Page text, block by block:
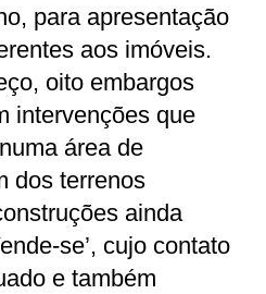
para apresentação
aos imóveis.
oito embargos
intervenções que
área de
dos terrenos
ainda
se’, cujo contato
e também